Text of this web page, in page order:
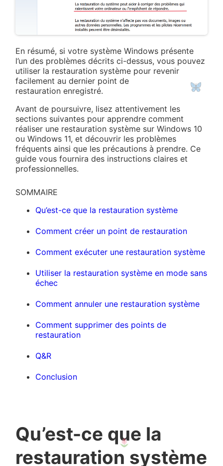
En résumé, si votre système Windows présente
l’un des problèmes décrits ci-dessus, vous pouvez
utiliser la restauration système pour revenir
facilement au dernier point de
restauration enregistré.
Avant de poursuivre, lisez attentivement les
sections suivantes pour apprendre comment
réaliser une restauration système sur Windows 10
ou Windows 11, et découvrir les problèmes
fréquents ainsi que les précautions à prendre. Ce
guide vous fournira des instructions claires et
professionnelles.
SOMMAIRE
Qu’est-ce que la restauration système
Comment créer un point de restauration
Comment exécuter une restauration système
Utiliser la restauration système en mode sans
échec
Comment annuler une restauration système
Comment supprimer des points de
restauration
Q&R
Conclusion
Qu’est-ce que la
restauration système